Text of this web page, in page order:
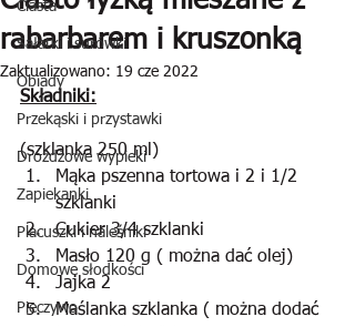
Ciasta
Sałatki i surówki
Obiady
Przekąski i przystawki
Drożdżowe wypieki
Zapiekanki
Placuszki i naleśniki
Domowe słodkości
Pieczywo
rabarbarem i kruszonką
Zaktualizowano: 19 cze 2022
Składniki:
(szklanka 250 ml)
Mąka pszenna tortowa i 2 i 1/2
szklanki
Cukier 3/4 szklanki
Masło 120 g ( można dać olej)
Jajka 2
Maślanka szklanka ( można dodać